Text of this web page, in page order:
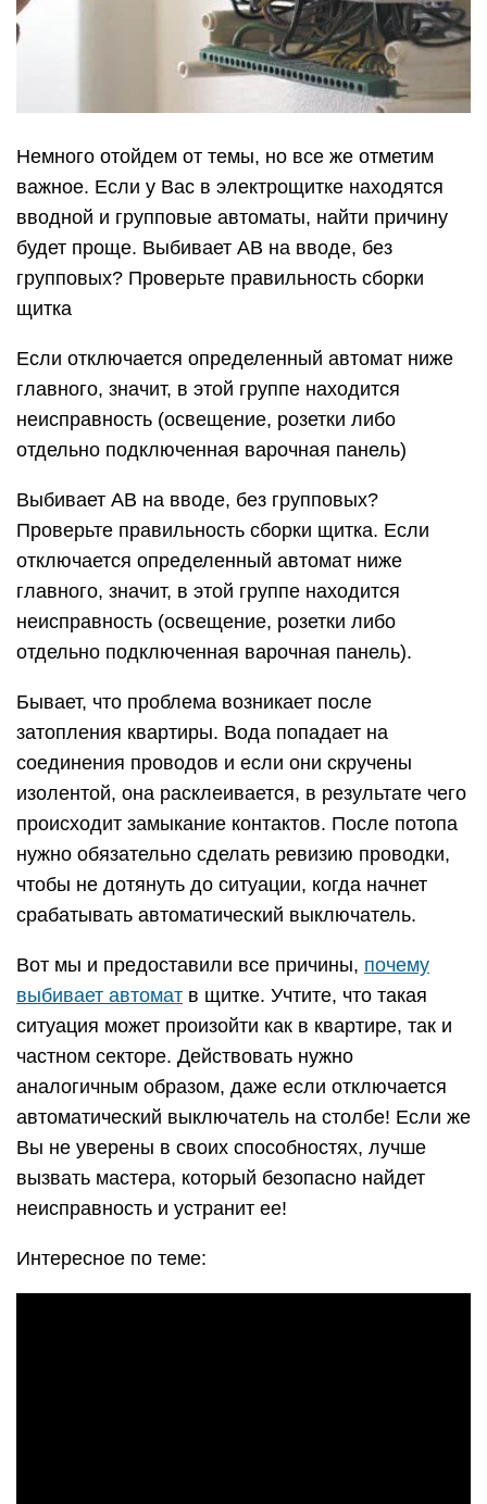
Немного отойдем от темы, но все же отметим
важное. Если у Вас в электрощитке находятся
вводной и групповые автоматы, найти причину
будет проще. Выбивает АВ на вводе, без
групповых? Проверьте правильность сборки
щитка
Если отключается определенный автомат ниже
главного, значит, в этой группе находится
неисправность (освещение, розетки либо
отдельно подключенная варочная панель)
Выбивает АВ на вводе, без групповых?
Проверьте правильность сборки щитка. Если
отключается определенный автомат ниже
главного, значит, в этой группе находится
неисправность (освещение, розетки либо
отдельно подключенная варочная панель).
Бывает, что проблема возникает после
затопления квартиры. Вода попадает на
соединения проводов и если они скручены
изолентой, она расклеивается, в результате чего
происходит замыкание контактов. После потопа
нужно обязательно сделать ревизию проводки,
чтобы не дотянуть до ситуации, когда начнет
срабатывать автоматический выключатель.
Вот мы и предоставили все причины, почему
выбивает автомат в щитке. Учтите, что такая
ситуация может произойти как в квартире, так и
частном секторе. Действовать нужно
аналогичным образом, даже если отключается
автоматический выключатель на столбе! Если же
Вы не уверены в своих способностях, лучше
вызвать мастера, который безопасно найдет
неисправность и устранит ее!
Интересное по теме: